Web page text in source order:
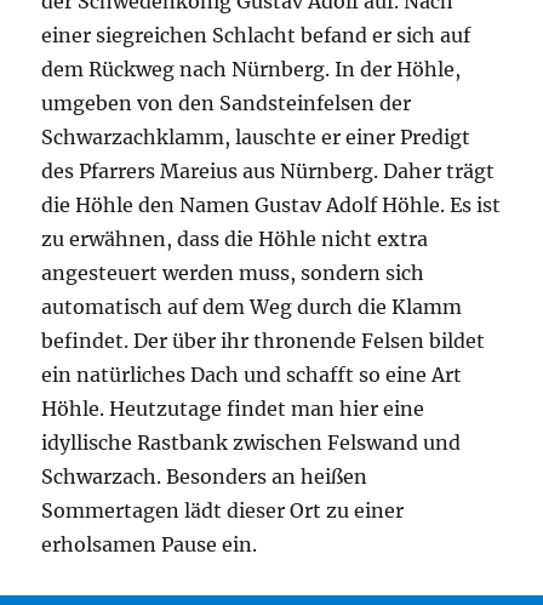
einer siegreichen Schlacht befand er sich auf
dem Rückweg nach Nürnberg. In der Höhle,
umgeben von den Sandsteinfelsen der
Schwarzachklamm, lauschte er einer Predigt
des Pfarrers Mareius aus Nürnberg. Daher trägt
die Höhle den Namen Gustav Adolf Höhle. Es ist
zu erwähnen, dass die Höhle nicht extra
angesteuert werden muss, sondern sich
automatisch auf dem Weg durch die Klamm
befindet. Der über ihr thronende Felsen bildet
ein natürliches Dach und schafft so eine Art
Höhle. Heutzutage findet man hier eine
idyllische Rastbank zwischen Felswand und
Schwarzach. Besonders an heißen
Sommertagen lädt dieser Ort zu einer
erholsamen Pause ein.